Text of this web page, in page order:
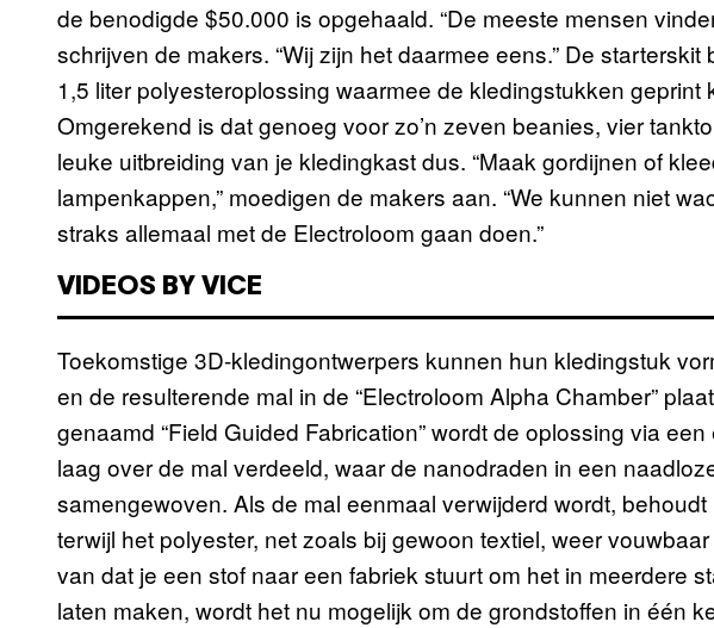
de benodigde $50.000 is opgehaald. “De meeste mensen
schrijven de makers. “Wij zijn het daarmee eens.” De
1,5 liter polyesteroplossing waarmee de kledingstukken geprint
Omgerekend is dat genoeg voor zo’n zeven beanies, vier
leuke uitbreiding van je kledingkast dus. “Maak gordijnen of
lampenkappen,” moedigen de makers aan. “We kunnen niet
straks allemaal met de Electroloom gaan doen.”
VIDEOS BY VICE
Toekomstige 3D-kledingontwerpers kunnen hun kledingstuk
en de resulterende mal in de “Electroloom Alpha Chamber”
genaamd “Field Guided Fabrication” wordt de oplossing via
laag over de mal verdeeld, waar de nanodraden in een
samengewoven. Als de mal eenmaal verwijderd wordt,
terwijl het polyester, net zoals bij gewoon textiel, weer
van dat je een stof naar een fabriek stuurt om het in meerdere
laten maken, wordt het nu mogelijk om de grondstoffen in één